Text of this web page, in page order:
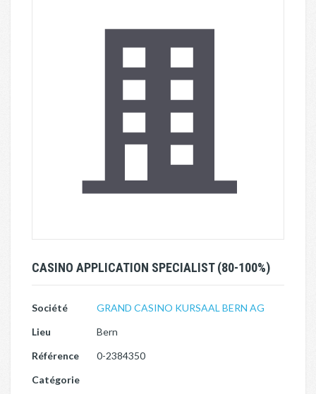
CASINO APPLICATION SPECIALIST (80-100%)
Société
GRAND CASINO KURSAAL BERN AG
Lieu
Bern
Référence
0-2384350
Catégorie